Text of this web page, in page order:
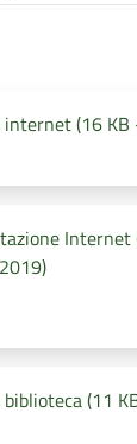
(16
Internet
(11